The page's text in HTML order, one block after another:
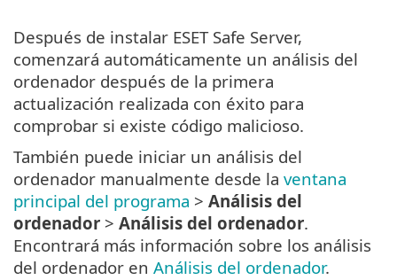
Después de instalar ESET Safe Server,
comenzará automáticamente un análisis del
ordenador después de la primera
actualización realizada con éxito para
comprobar si existe código malicioso.
También puede iniciar un análisis del
ordenador manualmente desde la ventana
principal del programa > Análisis del
ordenador > Análisis del ordenador.
Encontrará más información sobre los análisis
del ordenador en Análisis del ordenador.